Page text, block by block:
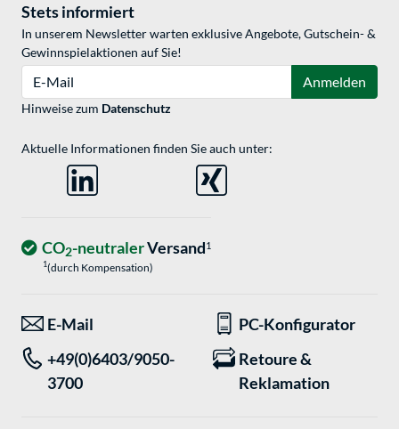
Stets informiert
In unserem Newsletter warten exklusive Angebote, Gutschein- &
Gewinnspielaktionen auf Sie!
Anmelden
Hinweise zum Datenschutz
Aktuelle Informationen finden Sie auch unter:
CO2-neutralerVersand1
1(durch Kompensation)
E-Mail
PC-Konfigurator
+49(0)6403/9050-
3700
Retoure &
Reklamation